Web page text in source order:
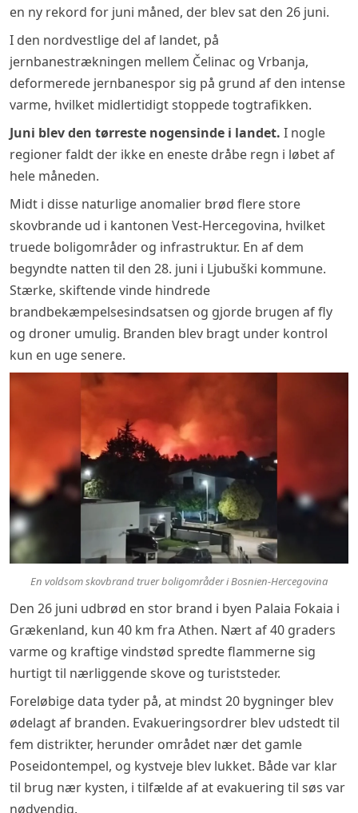
en ny rekord for juni måned, der blev sat den 26 juni.
I den nordvestlige del af landet, på
jernbanestrækningen mellem Čelinac og Vrbanja,
deformerede jernbanespor sig på grund af den intense
varme, hvilket midlertidigt stoppede togtrafikken.
Juni blev den tørreste nogensinde i landet. I nogle
regioner faldt der ikke en eneste dråbe regn i løbet af
hele måneden.
Midt i disse naturlige anomalier brød flere store
skovbrande ud i kantonen Vest-Hercegovina, hvilket
truede boligområder og infrastruktur. En af dem
begyndte natten til den 28. juni i Ljubuški kommune.
Stærke, skiftende vinde hindrede
brandbekæmpelsesindsatsen og gjorde brugen af fly
og droner umulig. Branden blev bragt under kontrol
kun en uge senere.
En voldsom skovbrand truer boligområder i Bosnien-Hercegovina
Den 26 juni udbrød en stor brand i byen Palaia Fokaia i
Grækenland, kun 40 km fra Athen. Nært af 40 graders
varme og kraftige vindstød spredte flammerne sig
hurtigt til nærliggende skove og turiststeder.
Foreløbige data tyder på, at mindst 20 bygninger blev
ødelagt af branden. Evakueringsordrer blev udstedt til
fem distrikter, herunder området nær det gamle
Poseidontempel, og kystveje blev lukket. Både var klar
til brug nær kysten, i tilfælde af at evakuering til søs var
nødvendig.